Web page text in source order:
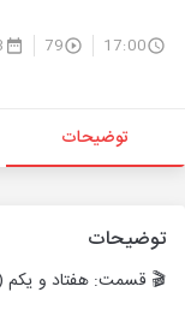
17:00
79
3
توضیحات
توضیحات
🎬 قسمت: هفتاد و یکم